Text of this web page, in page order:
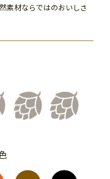
素材ならではのおいしさ